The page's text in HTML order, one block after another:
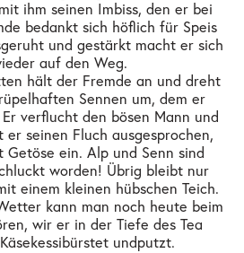
ihm seinen Imbiss, den er bei
bedankt sich höflich für Speis
und gestärkt macht er sich
auf den Weg.
hält der Fremde an und dreht
Sennen um, dem er
verflucht den bösen Mann und
er seinen Fluch ausgesprochen,
ein. Alp und Senn sind
worden! Übrig bleibt nur
einem kleinen hübschen Teich.
kann man noch heute beim
wir er in der Tiefe des Tea
bürstet und putzt.